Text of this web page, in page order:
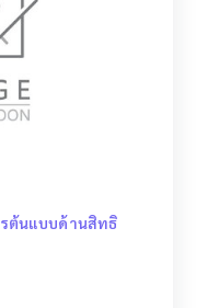
ต้นแบบด้านสิทธิ